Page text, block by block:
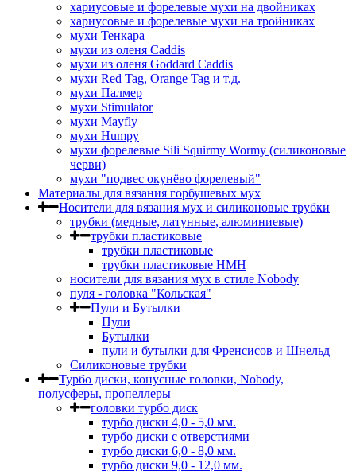
хариусовые и форелевые мухи на двойниках
хариусовые и форелевые мухи на тройниках
мухи Тенкара
мухи из оленя Caddis
мухи из оленя Goddard Caddis
мухи Red Tag, Orange Tag и т.д.
мухи Палмер
мухи Stimulator
мухи Mayfly
мухи Humpy
мухи форелевые Sili Squirmy Wormy (силиконовые
черви)
мухи "подвес окунёво форелевый"
Материалы для вязания горбушевых мух
Носители для вязания мух и силиконовые трубки
трубки (медные, латунные, алюминиевые)
трубки пластиковые
трубки пластиковые
трубки пластиковые HMH
носители для вязания мух в стиле Nobody
пуля - головка "Кольская"
Пули и Бутылки
Пули
Бутылки
пули и бутылки для Френсисов и Шнельд
Силиконовые трубки
Турбо диски, конусные головки, Nobody,
полусферы, пропеллеры
головки турбо диск
турбо диски 4,0 - 5,0 мм.
турбо диски с отверстиями
турбо диски 6,0 - 8,0 мм.
турбо диски 9,0 - 12,0 мм.